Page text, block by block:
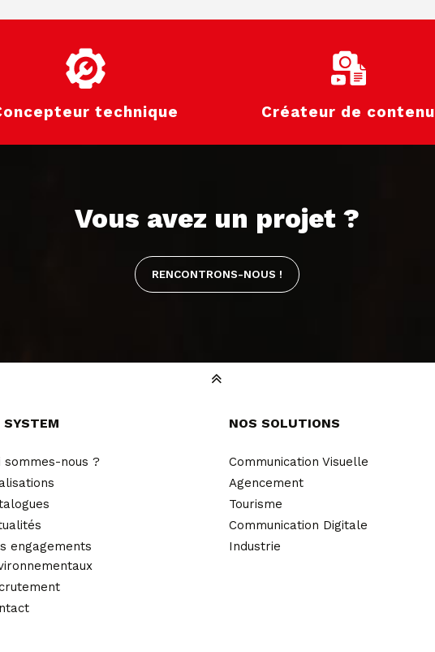
technique Créateur de contenu
Vous avez un projet ?
RENCONTRONS-NOUS !
SYSTEM
sommes-nous ?
engagements
NOS SOLUTIONS
Communication Visuelle
Agencement
Tourisme
Communication Digitale
Industrie